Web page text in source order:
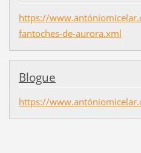
https://
fantoches-de-aurora.xml
Blogue
https://